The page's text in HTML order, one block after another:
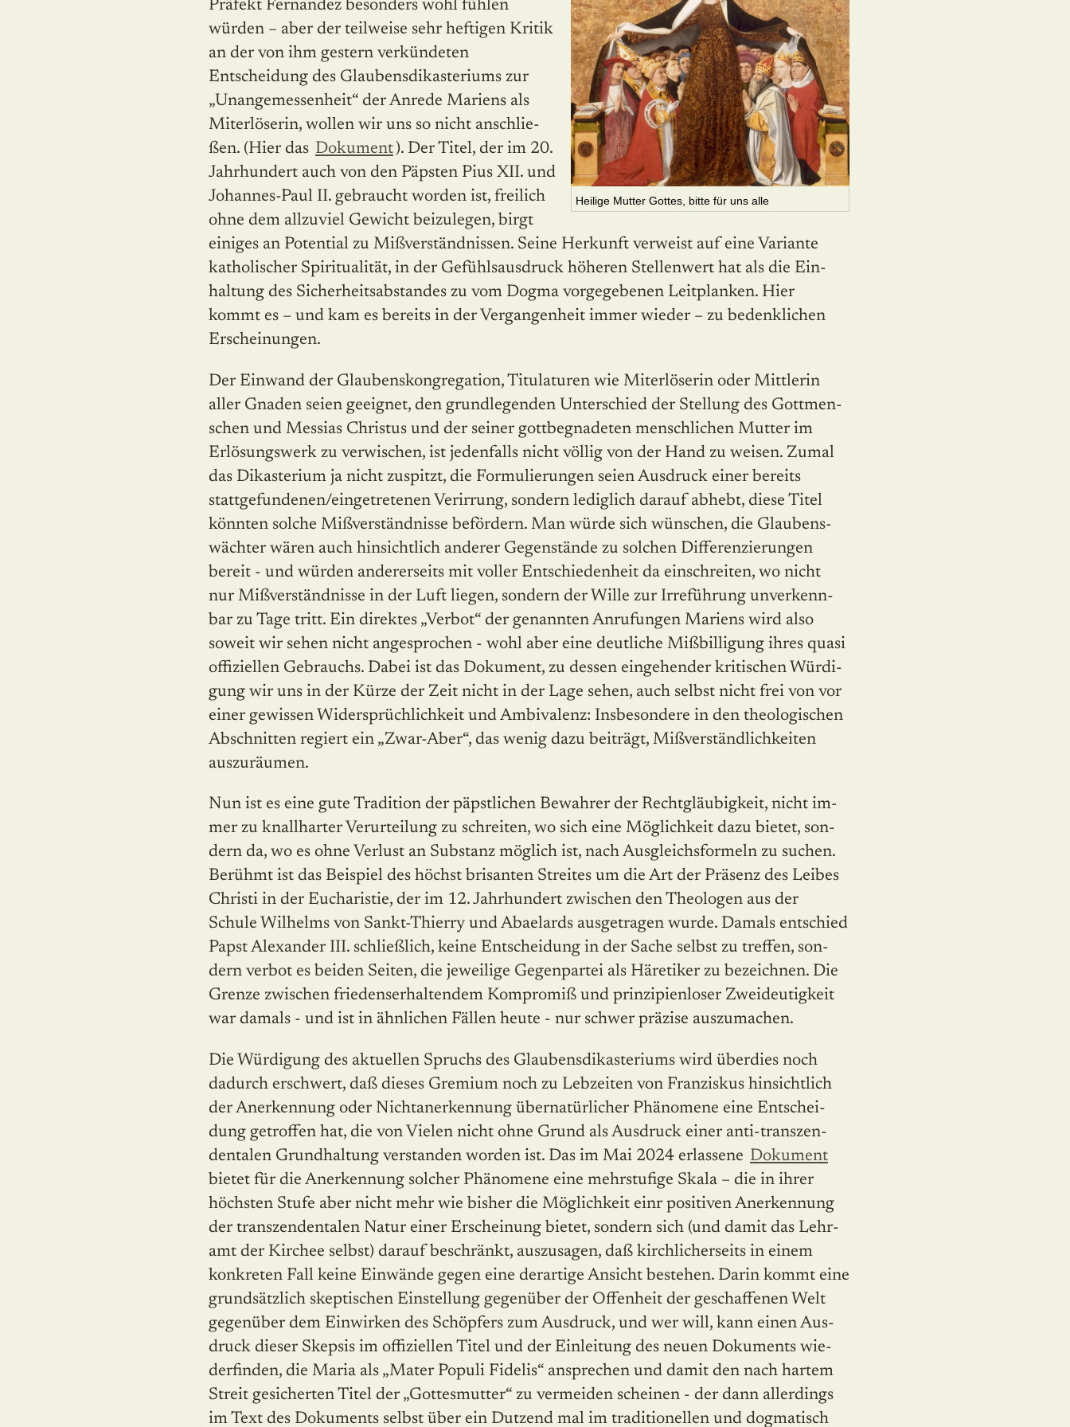
Heilige Mutter Gottes, bitte für uns alle
Präfekt Fernandez besonders wohl fühlen
würden – aber der teilweise sehr heftigen Kritik
an der von ihm gestern ver­kün­deten
Entscheidung des Glaubensdika­ste­riums zur
„Unangemessenheit“ der Anrede Mari­ens als
Miterlöserin, wollen wir uns so nicht anschlie­
ßen. (Hier das Dokument). Der Titel, der im 20.
Jahrhundert auch von den Päpsten Pius XII. und
Johannes-Paul II. gebraucht worden ist, freilich
ohne dem allzuviel Gewicht beizulegen, birgt
einiges an Potential zu Mißverständnissen. Seine Herkunft verweist auf eine Variante
katholischer Spiritualität, in der Gefühlsausdruck höheren Stellenwert hat als die Ein­
haltung des Sicherheitsabstandes zu vom Dogma vorgegebenen Leitplanken. Hier
kommt es – und kam es bereits in der Vergangenheit immer wieder – zu bedenklichen
Erscheinungen.
Der Einwand der Glaubenskongregation, Titulaturen wie Miterlöserin oder Mittlerin
aller Gnaden seien geeignet, den grundlegenden Unterschied der Stellung des Gott­men­
schen und Messias Christus und der seiner gottbegnadeten menschlichen Mutter im
Erlösungswerk zu verwischen, ist jedenfalls nicht völlig von der Hand zu weisen. Zumal
das Dikasterium ja nicht zuspitzt, die Formulierungen seien Ausdruck einer bereits
stattgefundenen/eingetretenen Verirrung, sondern lediglich darauf abhebt, diese Titel
könnten solche Mißverständnisse befördern. Man würde sich wünschen, die Glaubens­
wächter wären auch hinsichtlich anderer Gegenstände zu solchen Differenzierungen
bereit - und würden andererseits mit voller Entschiedenheit da einschreiten, wo nicht
nur Mißverständnisse in der Luft liegen, sondern der Wille zur Irreführung unver­kenn­
bar zu Tage tritt. Ein direktes „Verbot“ der genannten Anrufungen Mariens wird also
soweit wir sehen nicht angesprochen - wohl aber eine deutliche Mißbilligung ihres quasi
offiziellen Gebrauchs. Dabei ist das Dokument, zu dessen eingehender kritischen Würdi­
gung wir uns in der Kürze der Zeit nicht in der Lage sehen, auch selbst nicht frei von vor
einer gewissen Widersprüchlichkeit und Ambivalenz: Insbesondere in den theologischen
Abschnitten regiert ein „Zwar-Aber“, das wenig dazu beiträgt, Mißverständlichkeiten
auszuräumen.
Nun ist es eine gute Tradition der päpstlichen Bewahrer der Rechtgläubigkeit, nicht im­
mer zu knallharter Verurteilung zu schreiten, wo sich eine Möglichkeit dazu bietet, son­
dern da, wo es ohne Verlust an Substanz möglich ist, nach Ausgleichsformeln zu suchen.
Berühmt ist das Beispiel des höchst brisanten Streites um die Art der Präsenz des Leibes
Christi in der Eucharistie, der im 12. Jahrhundert zwischen den Theologen aus der
Schule Wilhelms von Sankt-Thierry und Abaelards ausgetragen wurde. Damals entschied
Papst Alexander III. schließlich, keine Entscheidung in der Sache selbst zu treffen, son­
dern verbot es beiden Seiten, die jeweilige Gegenpartei als Häretiker zu bezeichnen. Die
Grenze zwischen friedenserhaltendem Kompromiß und prinzipienloser Zweideutigkeit
war damals - und ist in ähnlichen Fällen heute - nur schwer präzise auszumachen.
Die Würdigung des aktuellen Spruchs des Glaubensdikasteriums wird überdies noch
dadurch erschwert, daß dieses Gremium noch zu Lebzeiten von Franziskus hinsichtlich
der Anerkennung oder Nichtanerkennung übernatürlicher Phänomene eine Entschei­
dung getroffen hat, die von Vielen nicht ohne Grund als Ausdruck einer anti-transzen­
dentalen Grundhaltung verstanden worden ist. Das im Mai 2024 erlassene Dokument
bietet für die Anerkennung solcher Phänomene eine mehrstufige Skala – die in ihrer
höchsten Stufe aber nicht mehr wie bisher die Möglichkeit einr positiven Anerkennung
der transzendentalen Natur einer Erscheinung bietet, sondern sich (und damit das Lehr­
amt der Kirchee selbst) darauf beschränkt, auszusagen, daß kirchlicherseits in einem
konkreten Fall keine Einwände gegen eine derartige Ansicht bestehen. Darin kommt eine
grundsätzlich skeptischen Einstellung gegenüber der Offenheit der geschaffenen Welt
gegenüber dem Einwirken des Schöpfers zum Ausdruck, und wer will, kann einen Aus­
druck dieser Skepsis im offiziellen Titel und der Einleitung des neuen Dokuments wie­
der­finden, die Maria als „Mater Populi Fidelis“ ansprechen und damit den nach hartem
Streit gesicherten Titel der „Gottesmutter“ zu vermeiden scheinen - der dann allerdings
im Text des Dokuments selbst über ein Dutzend mal im traditionellen und dogmatisch